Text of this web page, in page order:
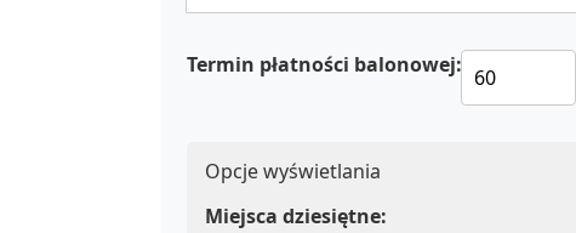
Termin płatności balonowej:
Opcje wyświetlania
Miejsca dziesiętne: